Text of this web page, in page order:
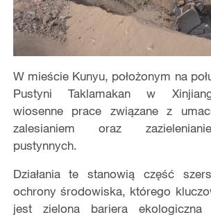
Loaded
100.00%
W mieście Kunyu, położonym na
Pustyni Taklamakan w
wiosenne prace związane z
zalesianiem oraz
pustynnych.
Działania te stanowią część
ochrony środowiska, którego
jest zielona bariera ekologiczna